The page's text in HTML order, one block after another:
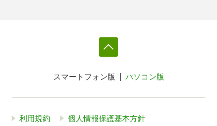
スマートフォン版 パソコン版
利用規約 個人情報保護基本方針